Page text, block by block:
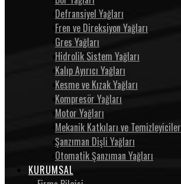
Defransiyel Yağları
Fren ve Direksiyon Yağları
Gres Yağları
Hidrolik Sistem Yağları
Kalıp Ayırıcı Yağları
Kesme ve Kızak Yağları
Kompresör Yağları
Motor Yağları
Mekanik Katkıları ve Temizleyiciler
Şanzıman Dişli Yağları
Otomatik Şanzıman Yağları
KURUMSAL